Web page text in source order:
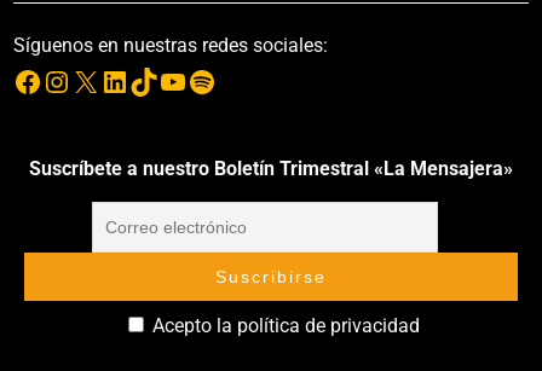
Síguenos en nuestras redes sociales:
Suscríbete a nuestro Boletín Trimestral «La Mensajera»
Acepto la política de privacidad